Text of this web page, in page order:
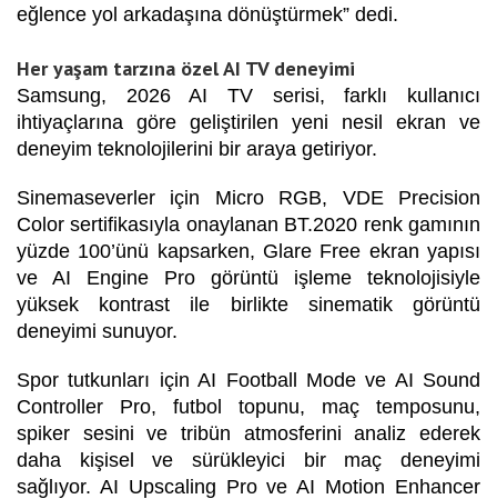
eğlence yol arkadaşına dönüştürmek” dedi.
Her yaşam tarzına özel AI TV deneyimi
Samsung, 2026 AI TV serisi, farklı kullanıcı
ihtiyaçlarına göre geliştirilen yeni nesil ekran ve
deneyim teknolojilerini bir araya getiriyor.
Sinemaseverler için Micro RGB, VDE Precision
Color sertifikasıyla onaylanan BT.2020 renk gamının
yüzde 100’ünü kapsarken, Glare Free ekran yapısı
ve AI Engine Pro görüntü işleme teknolojisiyle
yüksek kontrast ile birlikte sinematik görüntü
deneyimi sunuyor.
Spor tutkunları için AI Football Mode ve AI Sound
Controller Pro, futbol topunu, maç temposunu,
spiker sesini ve tribün atmosferini analiz ederek
daha kişisel ve sürükleyici bir maç deneyimi
sağlıyor. AI Upscaling Pro ve AI Motion Enhancer